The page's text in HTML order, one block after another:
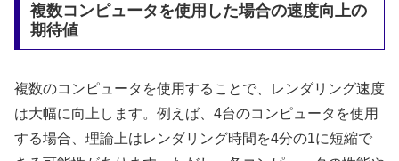
複数コンピュータを使用した場合の速度向上の
期待値
複数のコンピュータを使用することで、レンダリング速度
は大幅に向上します。例えば、4台のコンピュータを使用
する場合、理論上はレンダリング時間を4分の1に短縮で